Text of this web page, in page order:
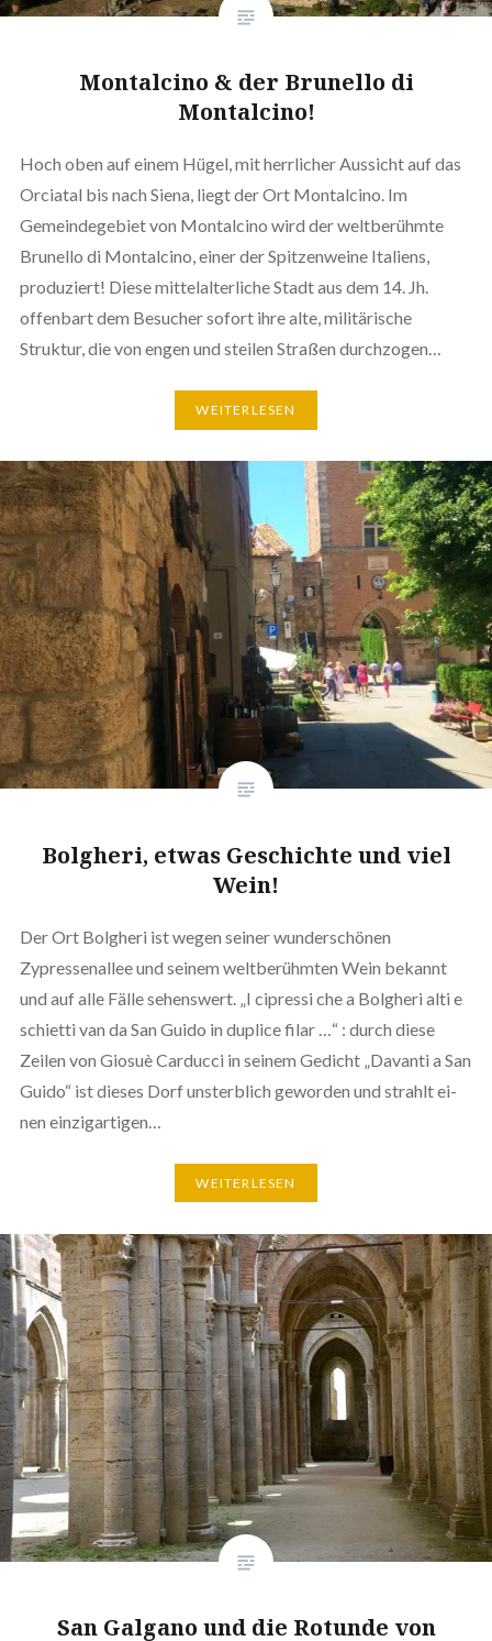
Montalcino & der Brunello di
Montalcino!
Hoch oben auf einem Hügel, mit herrlicher Aussicht auf das
Orciatal bis nach Siena, liegt der Ort Montalcino. Im
Gemeindegebiet von Montalcino wird der weltberühmte
Brunello di Montalcino, einer der Spitzenweine Italiens,
produziert! Diese mittelalterliche Stadt aus dem 14. Jh.
offenbart dem Besucher sofort ihre alte, militärische
Struktur, die von engen und steilen Straßen durchzogen…
WEITERLESEN
Bolgheri, etwas Geschichte und viel
Wein!
Der Ort Bolgheri ist wegen seiner wunderschönen
Zypressenallee und seinem weltberühmten Wein bekannt
und auf alle Fälle sehenswert. „I cipressi che a Bolgheri alti e
schietti van da San Guido in duplice filar …“ : durch diese
Zeilen von Giosuè Car­ducci in seinem Gedicht „Davanti a San
Gui­do“ ist die­ses Dorf unsterblich gewor­den und strahlt ei­
nen ein­zig­artigen…
WEITERLESEN
San Galgano und die Rotunde von